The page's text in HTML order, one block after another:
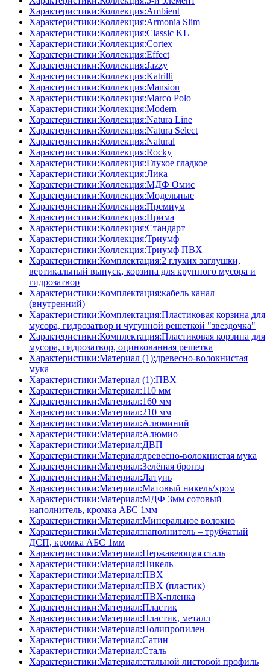
Характеристики:Коллекция:Ambient
Характеристики:Коллекция:Armonia Slim
Характеристики:Коллекция:Classic KL
Характеристики:Коллекция:Cortex
Характеристики:Коллекция:Effect
Характеристики:Коллекция:Jazzy
Характеристики:Коллекция:Katrilli
Характеристики:Коллекция:Mansion
Характеристики:Коллекция:Marco Polo
Характеристики:Коллекция:Modern
Характеристики:Коллекция:Natura Line
Характеристики:Коллекция:Natura Select
Характеристики:Коллекция:Natural
Характеристики:Коллекция:Rocky
Характеристики:Коллекция:Глухое гладкое
Характеристики:Коллекция:Лика
Характеристики:Коллекция:МДФ Омис
Характеристики:Коллекция:Модельные
Характеристики:Коллекция:Премиум
Характеристики:Коллекция:Прима
Характеристики:Коллекция:Стандарт
Характеристики:Коллекция:Триумф
Характеристики:Коллекция:Триумф ПВХ
Характеристики:Комплектация:2 глухих заглушки,
вертикальный выпуск, корзина для крупного мусора и
гидрозатвор
Характеристики:Комплектация:кабель канал
(внутренний)
Характеристики:Комплектация:Пластиковая корзина для
мусора, гидрозатвор и чугунной решеткой "звездочка"
Характеристики:Комплектация:Пластиковая корзина для
мусора, гидрозатвор, оцинкованная решетка
Характеристики:Материал (1):древесно-волокнистая
мука
Характеристики:Материал (1):ПВХ
Характеристики:Материал:110 мм
Характеристики:Материал:160 мм
Характеристики:Материал:210 мм
Характеристики:Материал:Алюминий
Характеристики:Материал:Алюмио
Характеристики:Материал:ДВП
Характеристики:Материал:древесно-волокнистая мука
Характеристики:Материал:Зелёная бронза
Характеристики:Материал:Латунь
Характеристики:Материал:Матовый никель/хром
Характеристики:Материал:МДФ 3мм сотовый
наполнитель, кромка AБC 1мм
Характеристики:Материал:Минеральное волокно
Характеристики:Материал:наполнитель – трубчатый
ДСП, кромка AБC 1мм
Характеристики:Материал:Нержавеющая сталь
Характеристики:Материал:Никель
Характеристики:Материал:ПВХ
Характеристики:Материал:ПВХ (пластик)
Характеристики:Материал:ПВХ-пленка
Характеристики:Материал:Пластик
Характеристики:Материал:Пластик, металл
Характеристики:Материал:Полипропилен
Характеристики:Материал:Сатин
Характеристики:Материал:Сталь
Характеристики:Материал:стальной листовой профиль